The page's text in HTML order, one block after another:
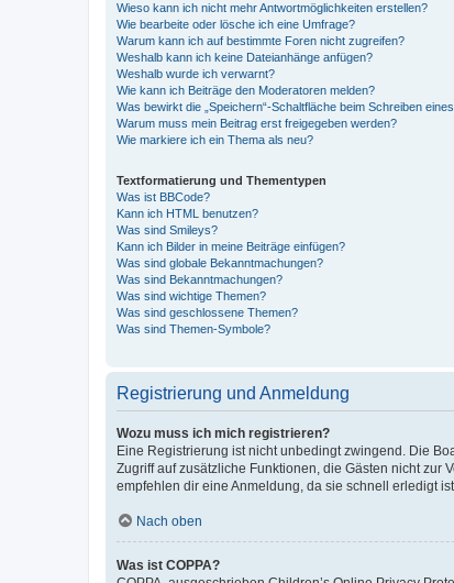
Wieso kann ich nicht mehr Antwortmöglichkeiten erstellen?
Wie bearbeite oder lösche ich eine Umfrage?
Warum kann ich auf bestimmte Foren nicht zugreifen?
Weshalb kann ich keine Dateianhänge anfügen?
Weshalb wurde ich verwarnt?
Wie kann ich Beiträge den Moderatoren melden?
Was bewirkt die „Speichern“-Schaltfläche beim Schreiben
Warum muss mein Beitrag erst freigegeben werden?
Wie markiere ich ein Thema als neu?
Textformatierung und Thementypen
Was ist BBCode?
Kann ich HTML benutzen?
Was sind Smileys?
Kann ich Bilder in meine Beiträge einfügen?
Was sind globale Bekanntmachungen?
Was sind Bekanntmachungen?
Was sind wichtige Themen?
Was sind geschlossene Themen?
Was sind Themen-Symbole?
Registrierung und Anmeldung
Wozu muss ich mich registrieren?
Eine Registrierung ist nicht unbedingt zwingend. Die
Zugriff auf zusätzliche Funktionen, die Gästen nicht zur
empfehlen dir eine Anmeldung, da sie schnell erledigt
Nach oben
Was ist COPPA?